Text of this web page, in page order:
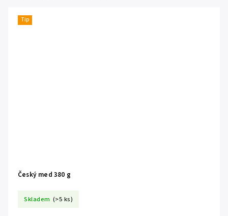
Tip
Český med 380 g
Skladem (>5 ks)